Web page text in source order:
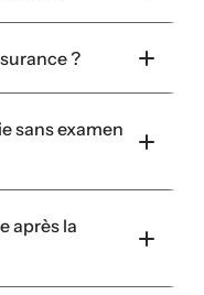
?
sans examen
après la